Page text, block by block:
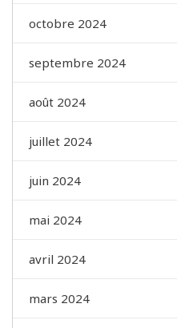
octobre 2024
septembre 2024
août 2024
juillet 2024
juin 2024
mai 2024
avril 2024
mars 2024